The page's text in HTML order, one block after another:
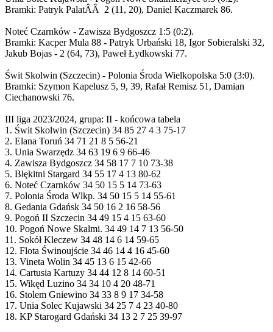
Bramki: Patryk PalatÂÂ 2 (11, 20), Daniel Kaczmarek 86.
Noteć Czarnków - Zawisza Bydgoszcz 1:5 (0:2).
Bramki: Kacper Mula 88 - Patryk Urbański 18, Igor Sobieralski 32,
Jakub Bojas - 2 (64, 73), Paweł Łydkowski 77.
Świt Skolwin (Szczecin) - Polonia Środa Wielkopolska 5:0 (3:0).
Bramki: Szymon Kapelusz 5, 9, 39, Rafał Remisz 51, Damian
Ciechanowski 76.
III liga 2023/2024, grupa: II - końcowa tabela
1. Świt Skolwin (Szczecin) 34 85 27 4 3 75-17
2. Elana Toruń 34 71 21 8 5 56-21
3. Unia Swarzędz 34 63 19 6 9 66-46
4. Zawisza Bydgoszcz 34 58 17 7 10 73-38
5. Błękitni Stargard 34 55 17 4 13 80-62
6. Noteć Czarnków 34 50 15 5 14 73-63
7. Polonia Środa Wlkp. 34 50 15 5 14 55-61
8. Gedania Gdańsk 34 50 16 2 16 58-56
9. Pogoń II Szczecin 34 49 15 4 15 63-60
10. Pogoń Nowe Skalmi. 34 49 14 7 13 56-50
11. Sokół Kleczew 34 48 14 6 14 59-65
12. Flota Świnoujście 34 46 14 4 16 45-60
13. Vineta Wolin 34 45 13 6 15 42-66
14. Cartusia Kartuzy 34 44 12 8 14 60-51
15. Wikęd Luzino 34 34 10 4 20 48-71
16. Stolem Gniewino 34 33 8 9 17 34-58
17. Unia Solec Kujawski 34 25 7 4 23 40-80
18. KP Starogard Gdański 34 13 2 7 25 39-97